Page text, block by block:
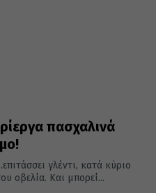
πασχαλινά
γλέντι, κατά κύριο
οβελία. Και μπορεί...